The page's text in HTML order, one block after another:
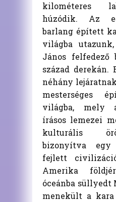
kilométeres
húzódik. Az
barlang épített
világba
János
század
néhány
mesterséges
világba, mely
írásos lemezei
kulturális
bizonyítva
fejlett
Amerika
óceánba
menekült a